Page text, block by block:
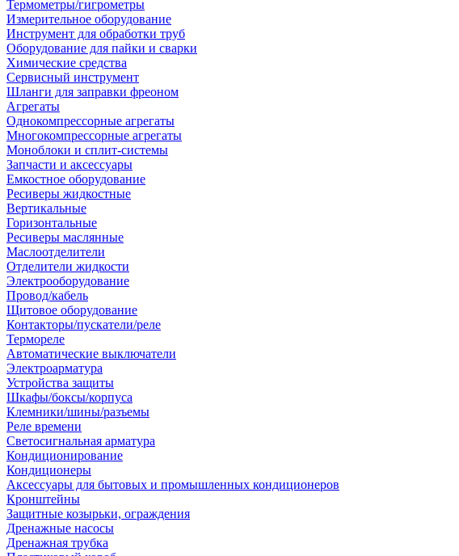
Термометры/гигрометры
Измерительное оборудование
Инструмент для обработки труб
Оборудование для пайки и сварки
Химические средства
Сервисный инструмент
Шланги для заправки фреоном
Агрегаты
Однокомпрессорные агрегаты
Многокомпрессорные агрегаты
Моноблоки и сплит-системы
Запчасти и аксессуары
Емкостное оборудование
Ресиверы жидкостные
Вертикальные
Горизонтальные
Ресиверы маслянные
Маслоотделители
Отделители жидкости
Электрооборудование
Провод/кабель
Щитовое оборудование
Контакторы/пускатели/реле
Термореле
Автоматические выключатели
Электроарматура
Устройства защиты
Шкафы/боксы/корпуса
Клемники/шины/разъемы
Реле времени
Светосигнальная арматура
Кондиционирование
Кондиционеры
Аксессуары для бытовых и промышленных кондиционеров
Кронштейны
Защитные козырьки, ограждения
Дренажные насосы
Дренажная трубка